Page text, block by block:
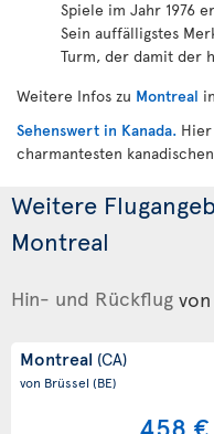
Spiele im Jahr 1976
Sein auffälligstes
Turm, der damit der
Weitere Infos zu Montreal
Sehenswert in Kanada.
charmantesten
Weitere
Montreal
Hin- und Rückflug von
Montreal (CA)
von Brüssel(BE)